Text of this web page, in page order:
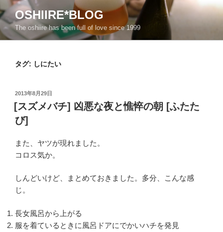
ン
テ
ン
OSHIIRE*BLOG
The oshiire has been full of love since 1999
タグ: しにたい
投
稿
日:
2013年8月29日
[スズメバチ] 凶悪な夜と憔悴の朝 [ふたた
び]
また、ヤツが現れました。
コロス気か。
しんどいけど、まとめておきました。多分、こんな感
じ。
長女風呂から上がる
服を着ているときに風呂ドアにでかいハチを発見